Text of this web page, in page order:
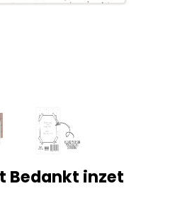
Bedankt inzet